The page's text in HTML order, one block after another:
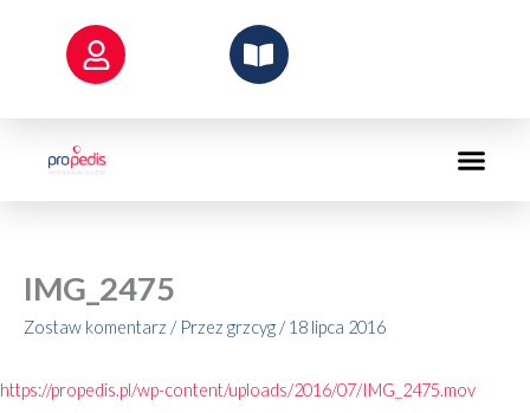
IMG_2475
Zostaw komentarz / Przez grzcyg / 18 lipca 2016
https://propedis.pl/wp-content/uploads/2016/07/IMG_2475.mov